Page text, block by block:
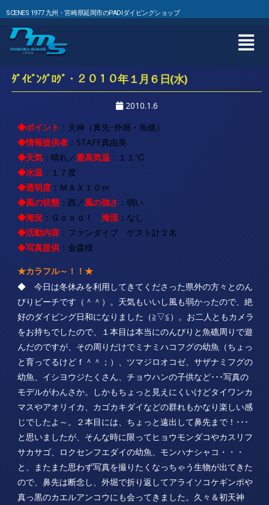
SCENES 1977 九州・宮崎県延岡市のPADIダイビングショップ
ﾀﾞｲﾋﾞﾝｸﾞﾛｸﾞ・２０１０年１月６日(水)
2010.1.6
◆ポイント ：天神 （鼻先･外堀・魚礁）
◆情報提供者：STAFF真由美
◆天気：晴れ／最高気温：１１ ℃
◆水温：１７度
◆透明度： ＭＡＸ１０ｍ
◆風の状態：西／風の強さ ：弱い
◆海況：Ｇｏｏｄ！ 海流：なし
◆活動内容：ファンダイブ ゲスト計２名
◆写真提供：金森様
★カラフル～！！★
◆ 今日は冬休みを利用してきてくださった県外の方々とのん
びりビーチです（＾＾）。天気もいいし風も弱かったので、絶
好のダイビング日和になりました（≧▽≦）。お二人ともカメラ
をお持ちでしたので、１本目は本当にのんびりと魚礁周りで遊
んだのですが、その周りだけでミナミハコフグの幼魚（ちょっ
と育ってるけどｆ＾＾；）、ツマジロオコゼ、サザナミフグの
幼魚、イシヨウジたくさん、チョウハンの子供など･･･写真の
モデルがわんさか。しかもちょっと見えにくいけどタイワンカ
マスやアオリイカ、カゴカキダイなどの群れもかなり楽しい感
じでしたよ～。２本目には、ちょっと遠出して鼻先まで！･･･
と思いましたが、そんな時に限ってヒョウモンダコやカスリフ
サカサゴ、ロクセンフエダイの幼魚、モンハナシャコ・・・
と、またまた思わず写真を撮りたくなっちゃう生物が出てきた
ので、鼻先は断念し、外堀で折り返してアライソコケギンポや
真っ黒のカエルアンコウにも会ってきました。久々＆初天神